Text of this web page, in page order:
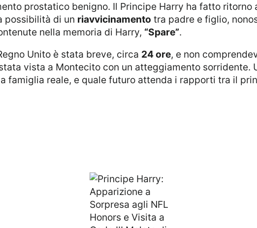
prostatico benigno. Il Principe Harry ha fatto ritorno
possibilità di un riavvicinamento tra padre e figlio,
nella memoria di Harry, “Spare”.
Unito è stata breve, circa 24 ore, e non
vista a Montecito con un atteggiamento sorridente.
famiglia reale, e quale futuro attenda i rapporti tra il